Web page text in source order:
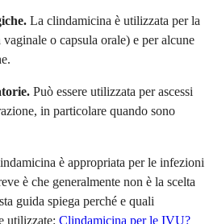
La clindamicina è utilizzata per la
o capsula orale) e per alcune
Può essere utilizzata per ascessi
in particolare quando sono
è appropriata per le infezioni
è che generalmente non è la scelta
guida spiega perché e quali
utilizzate: Clindamicina per le IVU?